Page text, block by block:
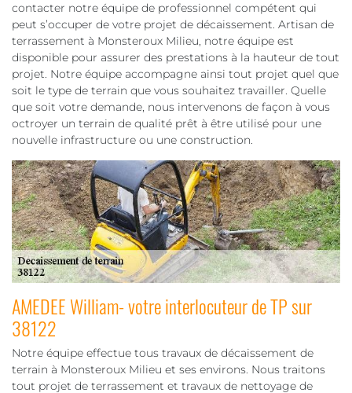
contacter notre équipe de professionnel compétent qui
peut s’occuper de votre projet de décaissement. Artisan de
terrassement à Monsteroux Milieu, notre équipe est
disponible pour assurer des prestations à la hauteur de tout
projet. Notre équipe accompagne ainsi tout projet quel que
soit le type de terrain que vous souhaitez travailler. Quelle
que soit votre demande, nous intervenons de façon à vous
octroyer un terrain de qualité prêt à être utilisé pour une
nouvelle infrastructure ou une construction.
AMEDEE William- votre interlocuteur de TP sur
38122
Notre équipe effectue tous travaux de décaissement de
terrain à Monsteroux Milieu et ses environs. Nous traitons
tout projet de terrassement et travaux de nettoyage de